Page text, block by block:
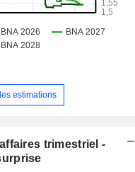
estimations
trimestriel -